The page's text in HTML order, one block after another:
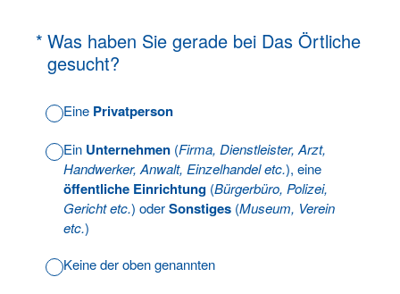
* Was haben Sie gerade bei Das Örtliche
gesucht?
(Erforderlich.)
Eine Privatperson
Ein Unternehmen (Firma, Dienstleister, Arzt,
Handwerker, Anwalt, Einzelhandel etc.), eine
öffentliche Einrichtung (Bürgerbüro, Polizei,
Gericht etc.) oderSonstiges (Museum, Verein
etc.)
Keine der oben genannten